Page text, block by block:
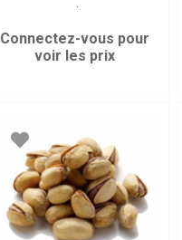
.
Connectez-vous pour
voir les prix